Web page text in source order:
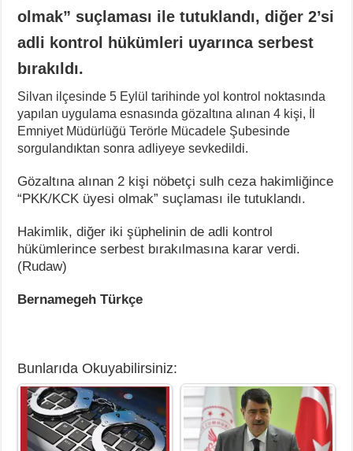
olmak” suçlaması ile tutuklandı, diğer 2’si
adli kontrol hükümleri uyarınca serbest
bırakıldı.
Silvan ilçesinde 5 Eylül tarihinde yol kontrol noktasında
yapılan uygulama esnasında gözaltına alınan 4 kişi, İl
Emniyet Müdürlüğü Terörle Mücadele Şubesinde
sorgulandıktan sonra adliyeye sevkedildi.
Gözaltına alınan 2 kişi nöbetçi sulh ceza hakimliğince
“PKK/KCK üyesi olmak” suçlaması ile tutuklandı.
Hakimlik, diğer iki şüphelinin de adli kontrol
hükümlerince serbest bırakılmasına karar verdi.
(Rudaw)
Bernamegeh Türkçe
Bunlarıda Okuyabilirsiniz: